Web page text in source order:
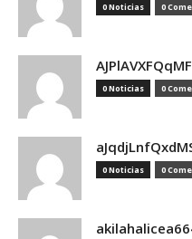
0 Noticias 0
0 Noticias 0
0 Noticias 0